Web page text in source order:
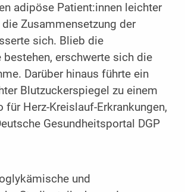
adipöse Patient:innen leichter
Zusammensetzung der
sich. Blieb die
erschwerte sich die
Darüber hinaus führte ein
Blutzuckerspiegel zu einem
für Herz-Kreislauf-Erkrankungen,
Gesundheitsportal DGP
und